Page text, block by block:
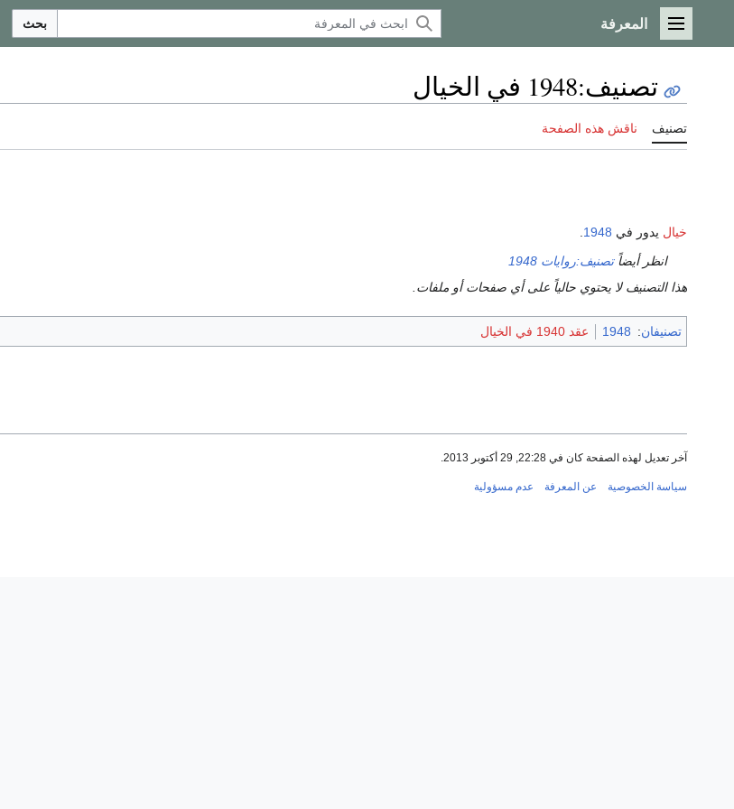
القائمة الرئيسية
المعرفة بحث
تصنيف:1948 في الخيال
تصنيف ناقش هذه الصفحة
خيال يدور في 1948
انظر أيضاًتصنيف:روايات 1948
هذا التصنيف لا يحتوي حالياً على أي صفحات أو ملفات.
تصنيفان:
1948 عقد 1940 في الخيال
آخر تعديل لهذه الصفحة كان في 22:28, 29 أكتوبر 2013.
سياسة الخصوصية عن المعرفة عدم مسؤولية